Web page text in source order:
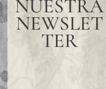
NUESTRA
NEWSLET
TER